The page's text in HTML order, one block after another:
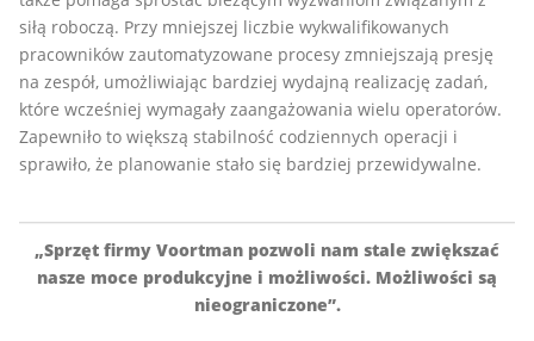
siłą roboczą. Przy mniejszej liczbie wykwalifikowanych
pracowników zautomatyzowane procesy zmniejszają presję
na zespół, umożliwiając bardziej wydajną realizację zadań,
które wcześniej wymagały zaangażowania wielu operatorów.
Zapewniło to większą stabilność codziennych operacji i
sprawiło, że planowanie stało się bardziej przewidywalne.
„Sprzęt firmy Voortman pozwoli nam stale zwiększać
nasze moce produkcyjne i możliwości. Możliwości są
nieograniczone”.